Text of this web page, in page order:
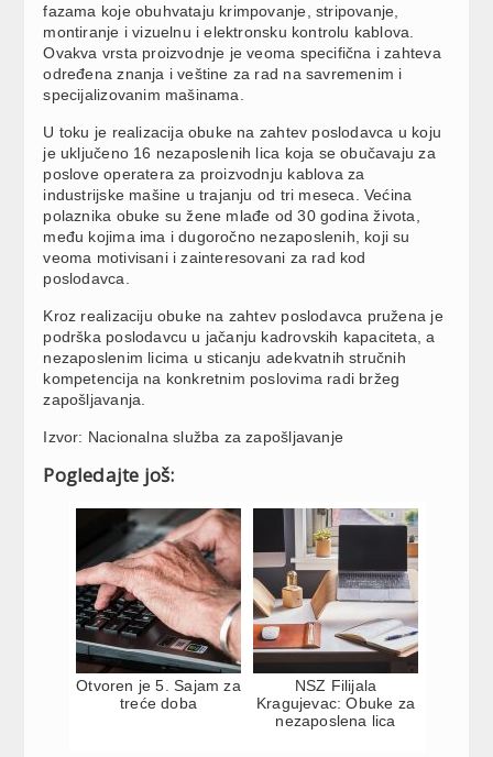
fazama koje obuhvataju krimpovanje, stripovanje,
montiranje i vizuelnu i elektronsku kontrolu kablova.
Ovakva vrsta proizvodnje je veoma specifična i zahteva
određena znanja i veštine za rad na savremenim i
specijalizovanim mašinama.
U toku je realizacija obuke na zahtev poslodavca u koju
je uključeno 16 nezaposlenih lica koja se obučavaju za
poslove operatera za proizvodnju kablova za
industrijske mašine u trajanju od tri meseca. Većina
polaznika obuke su žene mlađe od 30 godina života,
među kojima ima i dugoročno nezaposlenih, koji su
veoma motivisani i zainteresovani za rad kod
poslodavca.
Kroz realizaciju obuke na zahtev poslodavca pružena je
podrška poslodavcu u jačanju kadrovskih kapaciteta, a
nezaposlenim licima u sticanju adekvatnih stručnih
kompetencija na konkretnim poslovima radi bržeg
zapošljavanja.
Izvor: Nacionalna služba za zapošljavanje
Pogledajte još:
Otvoren je 5. Sajam za
treće doba
NSZ Filijala
Kragujevac: Obuke za
nezaposlena lica